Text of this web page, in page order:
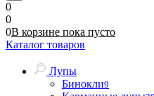
0
0
0В корзине пока пусто
Каталог товаров
Лупы
Бинокли9